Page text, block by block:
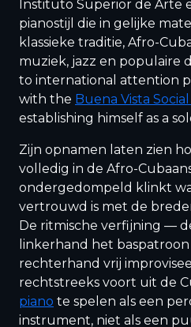
Instituto Superior de Arte
pianostijl die in gelijke
klassieke traditie, Afro-
muziek, jazz en populaire
to international attention
with the Buena Vista
establishing himself as a
Zijn opnamen laten zien
volledig in de Afro-
ondergedompeld klinkt
vertrouwd is met de
De ritmische verfijning —
linkerhand het
rechterhand vrij
rechtstreeks voort uit de
piano te spelen als een
instrument, niet als een